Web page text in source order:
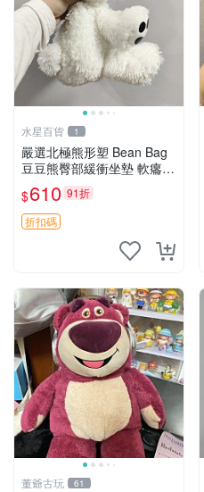
水星百貨 1
嚴選北極熊形塑 Bean Bag
豆豆熊臀部緩衝坐墊 軟癟癟
舒壓設計 保暖又實用 適合
久坐放松 推薦居家使用 RU
SS系列 豆豆熊屁屁坐墊 3D
顆粒結構
$610 91折
折扣碼
董爺古玩 61